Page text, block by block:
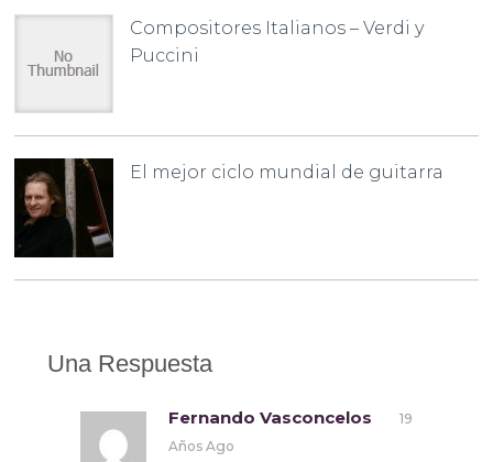
Compositores Italianos – Verdi y
Puccini
El mejor ciclo mundial de guitarra
Una Respuesta
Fernando Vasconcelos
19
Años Ago